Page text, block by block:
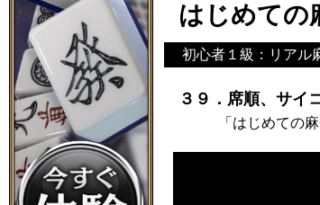
はじめての
初心者１級：リアル
３９．席順、サイ
「はじめての